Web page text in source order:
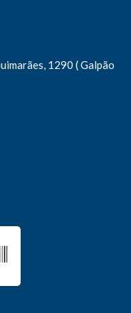
1290 ( Galpão